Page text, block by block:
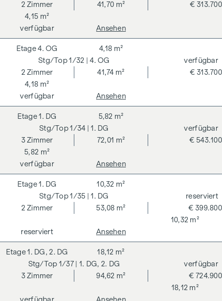
2Zimmer 41,70 m²
4,15 m²
€ 313.700
verfügbar Ansehen
1/32 | 4. OG
4. OG
2Zimmer 41,74 m²
4,18 m²
4,18 m²
€ 313.700
verfügbar
verfügbar
Ansehen
1/34 | 1. DG
1. DG
3Zimmer 72,01 m²
5,82 m²
5,82 m²
€ 543.100
verfügbar
verfügbar
Ansehen
1/35 | 1. DG
1. DG
2Zimmer 53,08 m²
10,32 m²
10,32 m²
€ 399.800
reserviert
reserviert
Ansehen
1/37 | 1. DG, 2. DG
1. DG, 2. DG
3Zimmer 94,62 m²
18,12 m²
18,12 m²
€ 724.900
verfügbar